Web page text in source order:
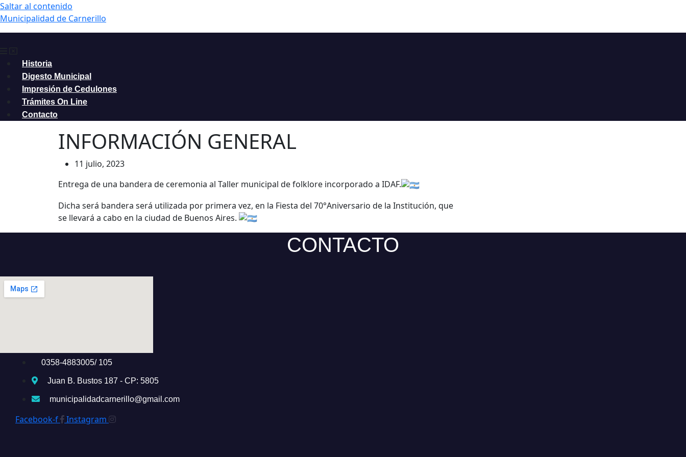
Saltar al contenido
Municipalidad de Carnerillo
Historia
Digesto Municipal
Impresión de Cedulones
Trámites On Line
Contacto
INFORMACIÓN GENERAL
11 julio, 2023
Entrega de una bandera de ceremonia al Taller municipal de folklore incorporado a IDAF.
Dicha será bandera será utilizada por primera vez, en la Fiesta del 70°Aniversario de la Institución, que
se llevará a cabo en la ciudad de Buenos Aires.
CONTACTO
0358-4883005/ 105
Juan B. Bustos 187 - CP: 5805
municipalidadcarnerillo@gmail.com
Facebook-f Instagram